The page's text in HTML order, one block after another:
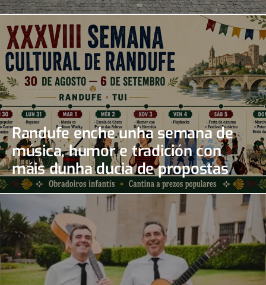
Randufe enche unha semana de
música, humor e tradición con
máis dunha ducia de propostas